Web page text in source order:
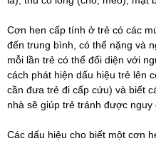
Cơn hen cấp tính ở trẻ có các
đến trung bình, có thể nặng và
mỗi lần trẻ có thể đối diện với
cách phát hiện dấu hiệu trẻ lên
cần đưa trẻ đi cấp cứu) và biết
nhà sẽ giúp trẻ tránh được nguy
Các dấu hiệu cho biết một cơn